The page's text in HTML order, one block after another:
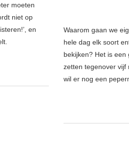
moeten
niet op
en
Waarom gaan we
hele dag elk soort
bekijken? Het is
zetten tegenover vijf
wil er nog een